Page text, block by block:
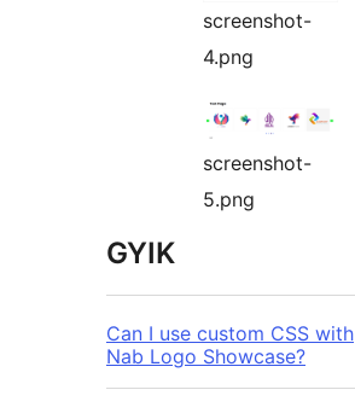
screenshot-
4.png
screenshot-
5.png
GYIK
Can I use custom CSS with
Nab Logo Showcase?